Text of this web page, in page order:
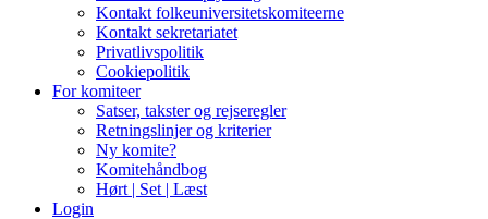
Kontakt folkeuniversitetskomiteerne
Kontakt sekretariatet
Privatlivspolitik
Cookiepolitik
For komiteer
Satser, takster og rejseregler
Retningslinjer og kriterier
Ny komite?
Komitehåndbog
Hørt | Set | Læst
Login